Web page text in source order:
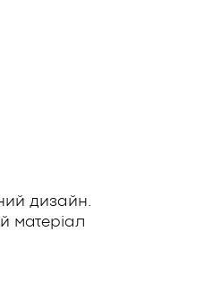
дизайн.
матеріал